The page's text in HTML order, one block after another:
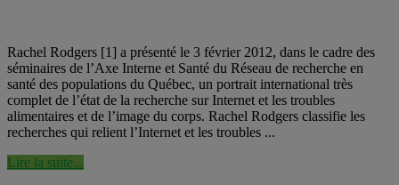
Rachel Rodgers [1] a présenté le 3 février 2012, dans le cadre des
séminaires de l’Axe Interne et Santé du Réseau de recherche en
santé des populations du Québec, un portrait international très
complet de l’état de la recherche sur Internet et les troubles
alimentaires et de l’image du corps. Rachel Rodgers classifie les
recherches qui relient l’Internet et les troubles ...
Lire la suite...